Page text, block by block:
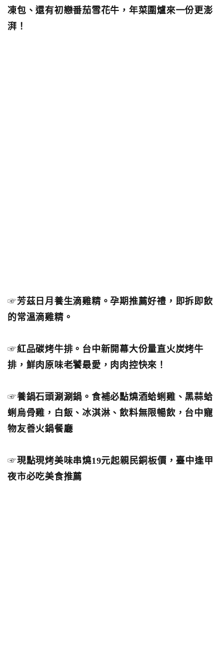
凍包、還有初戀番茄雪花牛，年菜圍爐來一份更澎
湃！
☞芳茲日月養生滴雞精。孕期推薦好禮，即拆即飲
的常溫滴雞精。
☞紅品碳烤牛排。台中新開幕大份量直火炭烤牛
排，鮮肉原味老饕最愛，肉肉控快來！
☞養鍋石頭涮涮鍋。食補必點燒酒蛤蜊雞、黑蒜蛤
蜊烏骨雞，白飯、冰淇淋、飲料無限暢飲，台中寵
物友善火鍋餐廳
☞現點現烤美味串燒19元起親民銅板價，臺中逢甲
夜市必吃美食推薦